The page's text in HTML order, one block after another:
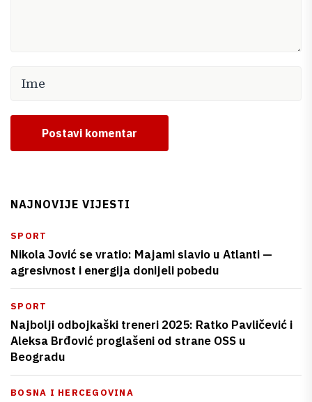
Postavi komentar
NAJNOVIJE VIJESTI
SPORT
Nikola Jović se vratio: Majami slavio u Atlanti —
agresivnost i energija donijeli pobedu
SPORT
Najbolji odbojkaški treneri 2025: Ratko Pavličević i
Aleksa Brđović proglašeni od strane OSS u
Beogradu
BOSNA I HERCEGOVINA